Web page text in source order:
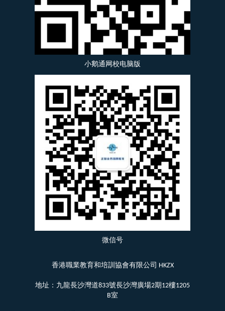
小鹅通网校电脑版
微信号
香港職業教育和培訓協會有限公司 HKZX
地址：九龍長沙灣道833號長沙灣廣場2期12樓1205
B室